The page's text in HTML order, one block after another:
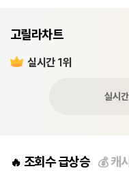
고릴라차트
실시간 1위
실시
🔥 조회수 급상승 💰캐